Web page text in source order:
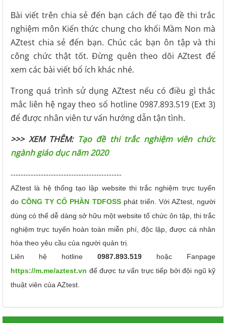
Bài viết trên chia sẻ đến bạn cách để tạo đề thi trắc
nghiệm môn Kiến thức chung cho khối Mầm Non mà
AZtest chia sẻ đến bạn. Chúc các bạn ôn tập và thi
công chức thật tốt. Đừng quên theo dõi AZtest để
xem các bài viết bổ ích khác nhé.
Trong quá trình sử dụng AZtest nếu có điều gì thắc
mắc liên hệ ngay theo số hotline 0987.893.519 (Ext 3)
để được nhân viên tư vấn hướng dẫn tận tình.
>>> XEM THÊM: Tạo đề thi trắc nghiệm viên chức
ngành giáo dục năm 2020
--------------------------------------------
AZtest là hệ thống tạo lập website thi trắc nghiệm trực tuyến
do CÔNG TY CỔ PHẦN TDFOSS phát triển.
Với AZtest, người
dùng có thể dễ dàng sở hữu một website tổ chức ôn tập, thi trắc
nghiệm trực tuyến hoàn toàn miễn phí, độc lập, được cá nhân
hóa theo yêu cầu của người quản trị.
Liên hệ hotline 0987.893.519 hoặc Fanpage
https://m.me/aztest.vn để được tư vấn trực tiếp bởi đội ngũ kỹ
thuật viên của AZtest.